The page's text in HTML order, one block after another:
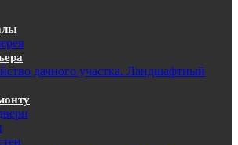
дачного участка. Ландшафтный